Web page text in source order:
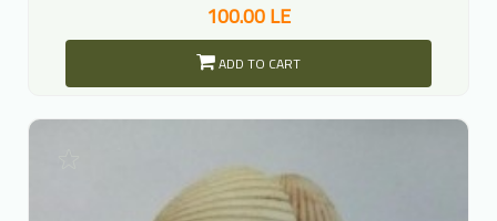
100.00 LE
ADD TO CART